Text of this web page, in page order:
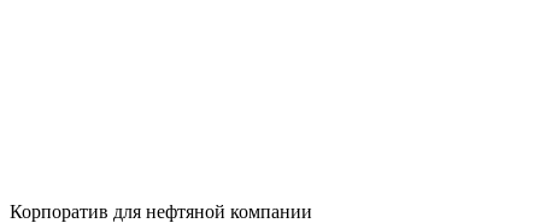
Корпоратив для нефтяной компании